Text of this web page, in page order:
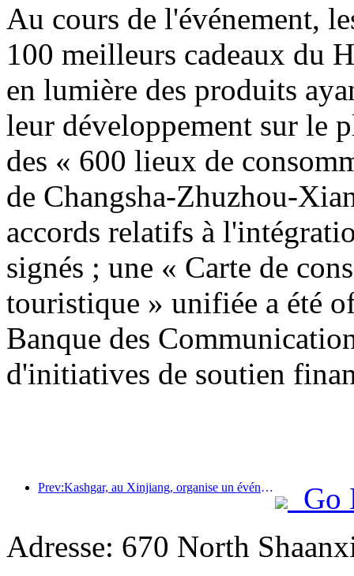
Au cours de l'événement,
100 meilleurs cadeaux du
en lumière des produits
leur développement sur le
des « 600 lieux de
de Changsha-Zhuzhou-
accords relatifs à
signés ; une « Carte de
touristique » unifiée a été
Banque des
d'initiatives de soutien
Prev:Kashgar, au Xinjiang, organise un événement de promotion touristique pour favoriser les échanges interethniques.
Go
Adresse: 670 North